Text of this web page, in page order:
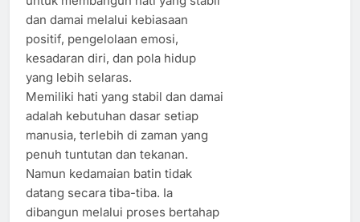
dan damai melalui kebiasaan
positif, pengelolaan emosi,
kesadaran diri, dan pola hidup
yang lebih selaras.
Memiliki hati yang stabil dan damai
adalah kebutuhan dasar setiap
manusia, terlebih di zaman yang
penuh tuntutan dan tekanan.
Namun kedamaian batin tidak
datang secara tiba-tiba. Ia
dibangun melalui proses bertahap